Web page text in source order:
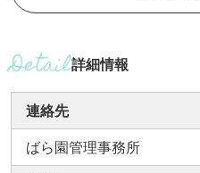
詳細情報
連絡先
ばら園管理事務所